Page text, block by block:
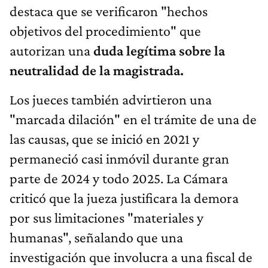
destaca que se verificaron "hechos
objetivos del procedimiento" que
autorizan unaduda legítima sobre la
neutralidad de la magistrada.
Los jueces también advirtieron una
"marcada dilación" en el trámite de una de
las causas, que se inició en 2021 y
permaneció casi inmóvil durante gran
parte de 2024 y todo 2025. La Cámara
criticó que la jueza justificara la demora
por sus limitaciones "materiales y
humanas", señalando que una
investigación que involucra a una fiscal de